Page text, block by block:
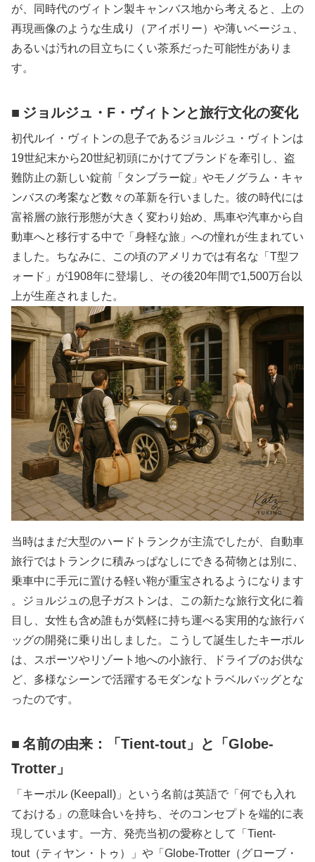
が、同時代のヴィトン製キャンバス地から考えると、上の
再現画像のような生成り（アイボリー）や薄いベージュ、
あるいは汚れの目立ちにくい茶系だった可能性がありま
す。
ジョルジュ・F・ヴィトンと旅行文化の変化
初代ルイ・ヴィトンの息子であるジョルジュ・ヴィトンは
19世紀末から20世紀初頭にかけてブランドを牽引し、盗
難防止の新しい錠前「 タンブラー錠」 やモノグラム・キャ
ンバスの考案など数々の革新を行いました。彼の時代には
富裕層の旅行形態が大きく変わり始め、馬車や汽車から自
動車へと移行する中で「身軽な旅」への憧れが生まれてい
ました。ちなみに、この頃のアメリカでは有名な「T型フ
ォード」が1908年に登場し、その後20年間で1,500万台以
上が生産されました。
当時はまだ大型のハードトランクが主流でしたが、自動車
旅行ではトランクに積みっぱなしにできる荷物とは別に、
乗車中に手元に置ける軽い鞄が重宝されるようになります​
。ジョルジュの息子ガストンは、この新たな旅行文化に着
目し、女性も含め誰もが気軽に持ち運べる実用的な旅行バ
ッグの開発に乗り出しました。こうして誕生したキーポル
は、スポーツやリゾート地への小旅行、ドライブのお供な
ど、多様なシーンで活躍するモダンなトラベルバッグとな
ったのです。
名前の由来：「Tient-tout 」と「Globe-
Trotter 」
「キーポル (Keepall) 」という名前は英語で「何でも入れ
ておける」の意味合いを持ち、そのコンセプトを端的に表
現しています。一方、発売当初の愛称として「 Tient-
tout（ティヤン・トゥ）」や「 Globe-Trotter （グローブ・